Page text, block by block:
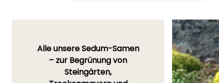
Alle unsere Sedum-Samen
– zur Begrünung von
Steingärten,